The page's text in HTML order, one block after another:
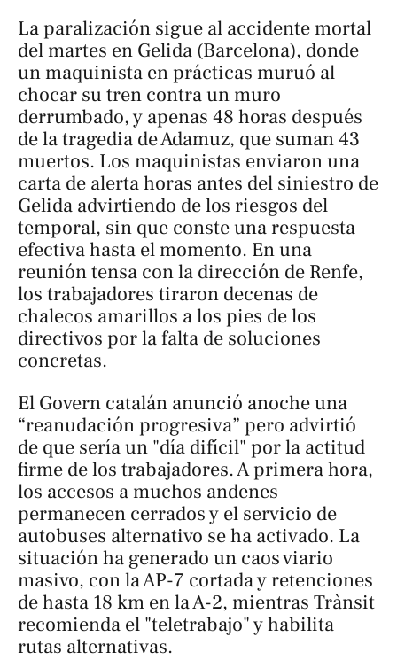
La paralización sigue al accidente mortal
del martes en Gelida (Barcelona), donde
un maquinista en prácticas muruó al
chocar su tren contra un muro
derrumbado, y apenas 48 horas después
de la tragedia de Adamuz, que suman 43
muertos. Los maquinistas enviaron una
carta de alerta horas antes del siniestro de
Gelida advirtiendo de los riesgos del
temporal, sin que conste una respuesta
efectiva hasta el momento. En una
reunión tensa con la dirección de Renfe,
los trabajadores tiraron decenas de
chalecos amarillos a los pies de los
directivos por la falta de soluciones
concretas.
El Govern catalán anunció anoche una
“reanudación progresiva” pero advirtió
de que sería un "día difícil" por la actitud
firme de los trabajadores. A primera hora,
los accesos a muchos andenes
permanecen cerrados y el servicio de
autobuses alternativo se ha activado. La
situación ha generado un caos viario
masivo, con la AP-7 cortada y retenciones
de hasta 18 km en la A-2, mientras Trànsit
recomienda el "teletrabajo" y habilita
rutas alternativas.